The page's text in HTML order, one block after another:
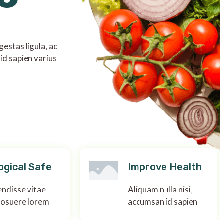
ligula, ac
sapien varius
Safe
vitae
lorem
Improve Health
Aliquam nulla nisi,
accumsan id sapien